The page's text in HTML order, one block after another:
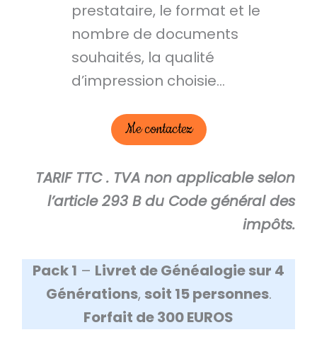
prestataire, le format et le
nombre de documents
souhaités, la qualité
d’impression choisie…
Me contactez
TARIF TTC . TVA non applicable selon
l’article 293 B du Code général des
impôts.
Pack 1 – Livret de Généalogie sur 4
Générations, soit 15 personnes.
Forfait de 300 EUROS